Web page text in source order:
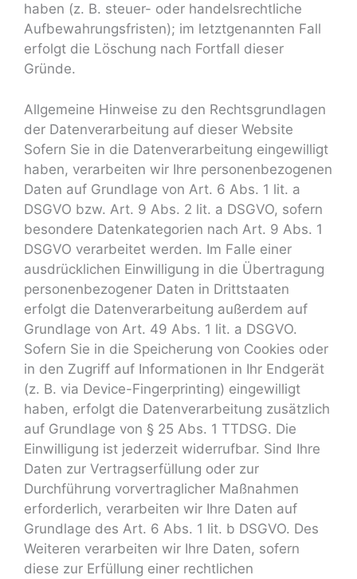
haben (z. B. steuer- oder handelsrechtliche
Aufbewahrungsfristen); im letztgenannten Fall
erfolgt die Löschung nach Fortfall dieser
Gründe.
Allgemeine Hinweise zu den Rechtsgrundlagen
der Datenverarbeitung auf dieser Website
Sofern Sie in die Datenverarbeitung eingewilligt
haben, verarbeiten wir Ihre personenbezogenen
Daten auf Grundlage von Art. 6 Abs. 1 lit. a
DSGVO bzw. Art. 9 Abs. 2 lit. a DSGVO, sofern
besondere Datenkategorien nach Art. 9 Abs. 1
DSGVO verarbeitet werden. Im Falle einer
ausdrücklichen Einwilligung in die Übertragung
personenbezogener Daten in Drittstaaten
erfolgt die Datenverarbeitung außerdem auf
Grundlage von Art. 49 Abs. 1 lit. a DSGVO.
Sofern Sie in die Speicherung von Cookies oder
in den Zugriff auf Informationen in Ihr Endgerät
(z. B. via Device-Fingerprinting) eingewilligt
haben, erfolgt die Datenverarbeitung zusätzlich
auf Grundlage von § 25 Abs. 1 TTDSG. Die
Einwilligung ist jederzeit widerrufbar. Sind Ihre
Daten zur Vertragserfüllung oder zur
Durchführung vorvertraglicher Maßnahmen
erforderlich, verarbeiten wir Ihre Daten auf
Grundlage des Art. 6 Abs. 1 lit. b DSGVO. Des
Weiteren verarbeiten wir Ihre Daten, sofern
diese zur Erfüllung einer rechtlichen